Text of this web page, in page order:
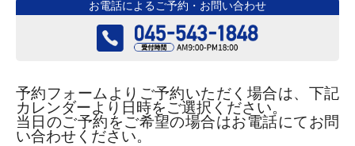
お電話によるご予約・お問い合わせ
予約フォームよりご予約いただく場合は、下記
カレンダーより日時をご選択ください。
当日のご予約をご希望の場合はお電話にてお問
い合わせください。